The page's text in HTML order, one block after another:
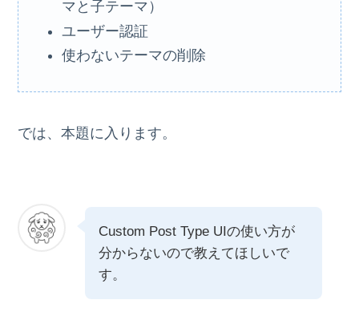
マと子テーマ）
ユーザー認証
使わないテーマの削除
では、本題に入ります。
Custom Post Type UIの使い方が
分からないので教えてほしいで
す。